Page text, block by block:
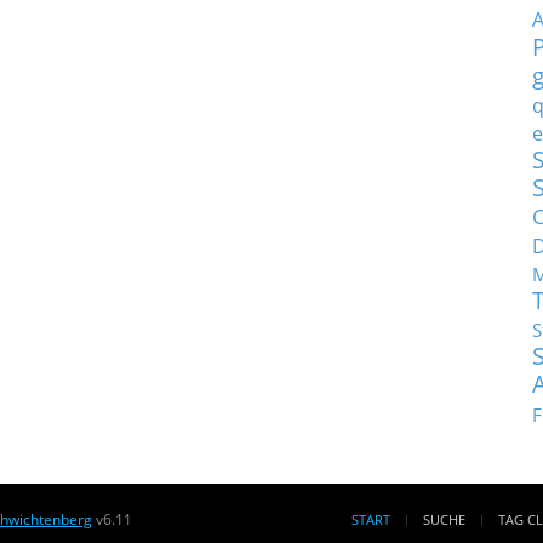
v6.11 START SUCHE TAG